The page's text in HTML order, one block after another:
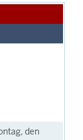
den